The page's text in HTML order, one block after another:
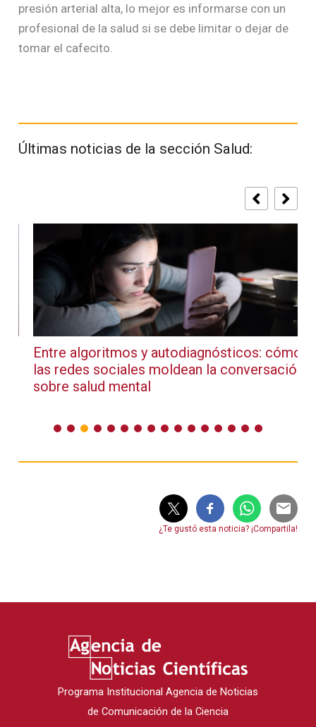
presión arterial alta, lo mejor es informarse con un
profesional de la salud si se debe limitar o dejar de
tomar el cafecito.
Últimas noticias de la sección Salud:
Entre algoritmos y autodiagnósticos: cómo
las redes sociales moldean la conversación
sobre salud mental
¿Te gustó esta noticia? ¡Compartila!
Programa Institucional Agencia de Noticias
de Comunicación de la Ciencia